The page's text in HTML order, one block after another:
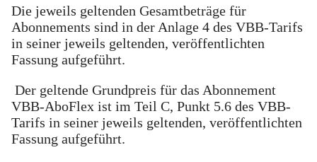
Die jeweils geltenden Gesamtbeträge für
Abonnements sind in der Anlage 4 des VBB-Tarifs
in seiner jeweils geltenden, veröffentlichten
Fassung aufgeführt.
Der geltende Grundpreis für das Abonnement
VBB-AboFlex ist im Teil C, Punkt 5.6 des VBB-
Tarifs in seiner jeweils geltenden, veröffentlichten
Fassung aufgeführt.